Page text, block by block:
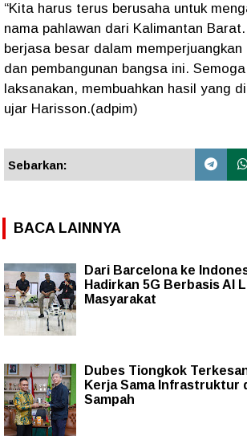
“Kita harus terus berusaha untuk
nama pahlawan dari Kalimantan
berjasa besar dalam memperjuangkan
dan pembangunan bangsa ini.
laksanakan, membuahkan hasil yang
ujar Harisson.(adpim)
Sebarkan:
BACA LAINNYA
Dari Barcelona ke
Hadirkan 5G Berbasis AI
Masyarakat
Dubes Tiongkok
Kerja Sama Infrastruktur
Sampah